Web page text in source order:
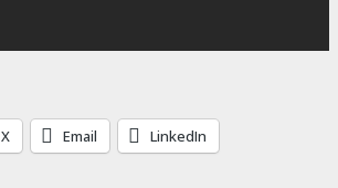
X Email LinkedIn